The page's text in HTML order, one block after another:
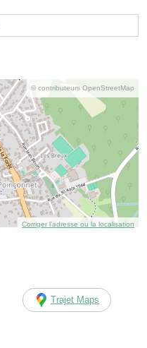
© contributeurs OpenStreetMap
Corriger l’adresse ou la localisation
Trajet Maps